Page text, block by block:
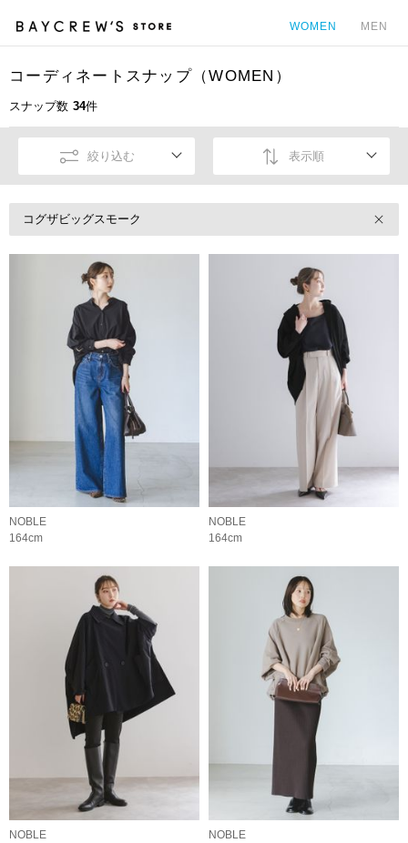
WOMEN MEN
コーディネートスナップ（WOMEN）
スナップ数 34件
絞り込む 表示順
コグザビッグスモーク
NOBLE
164cm
NOBLE
164cm
NOBLE
NOBLE